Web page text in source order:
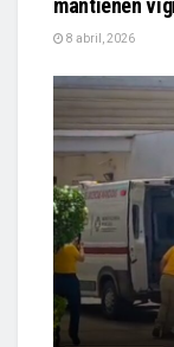
mantienen
8 abril, 2026